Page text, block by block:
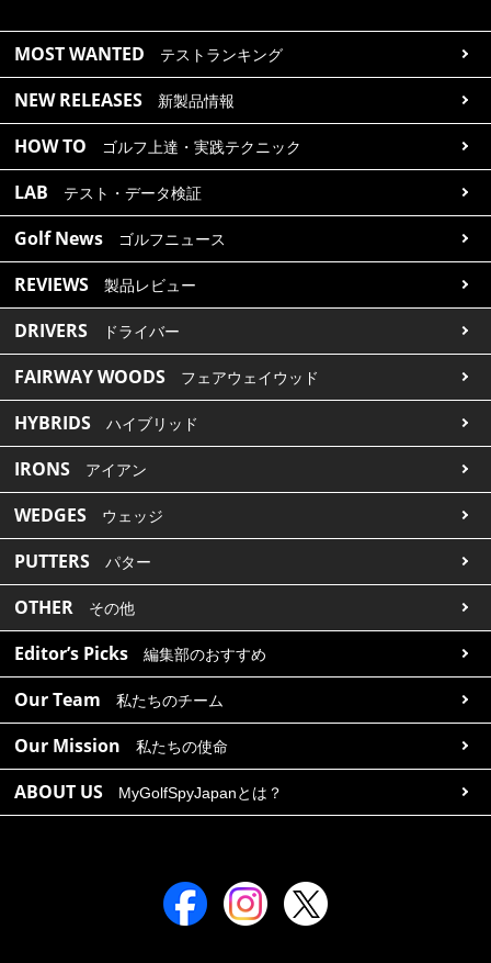
MOST WANTED テストランキング
NEW RELEASES 新製品情報
HOW TO ゴルフ上達・実践テクニック
LAB テスト・データ検証
Golf News ゴルフニュース
REVIEWS 製品レビュー
DRIVERS ドライバー
FAIRWAY WOODS フェアウェイウッド
HYBRIDS ハイブリッド
IRONS アイアン
WEDGES ウェッジ
PUTTERS パター
OTHER その他
Editor’s Picks 編集部のおすすめ
Our Team 私たちのチーム
Our Mission 私たちの使命
ABOUT US MyGolfSpyJapanとは？